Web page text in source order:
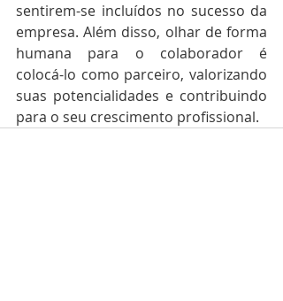
sentirem-se incluídos no sucesso da
empresa. Além disso, olhar de forma
humana para o colaborador é
colocá-lo como parceiro, valorizando
suas potencialidades e contribuindo
para o seu crescimento profissional.